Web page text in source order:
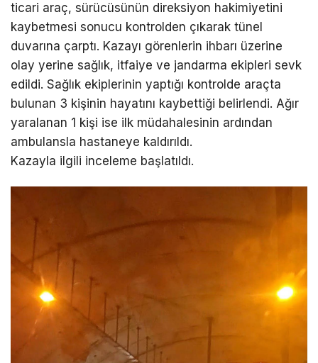
ticari araç, sürücüsünün direksiyon hakimiyetini
kaybetmesi sonucu kontrolden çıkarak tünel
duvarına çarptı. Kazayı görenlerin ihbarı üzerine
olay yerine sağlık, itfaiye ve jandarma ekipleri sevk
edildi. Sağlık ekiplerinin yaptığı kontrolde araçta
bulunan 3 kişinin hayatını kaybettiği belirlendi. Ağır
yaralanan 1 kişi ise ilk müdahalesinin ardından
ambulansla hastaneye kaldırıldı.
Kazayla ilgili inceleme başlatıldı.